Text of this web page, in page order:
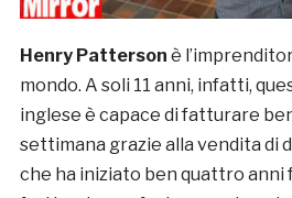
Henry Patterson è
mondo. A soli 11 anni, infatti,
inglese è capace di fatturare
settimana grazie alla vendita di
che ha iniziato ben quattro anni